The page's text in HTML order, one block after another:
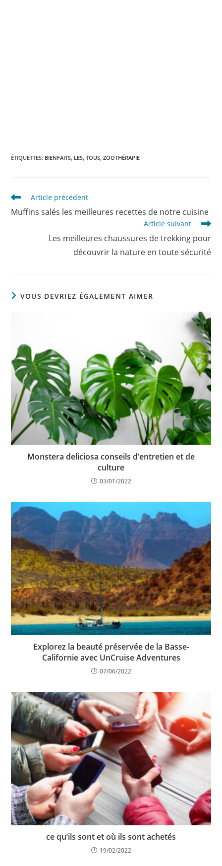
ÉTIQUETTES: BIENFAITS, LES, TOUS, ZOOTHÉRAPIE
Read
more
articles
Article précédent
Muffins salés les meilleures recettes de notre cuisine
Article suivant
Les meilleures chaussures de trekking pour
découvrir la nature en toute sécurité
VOUS DEVRIEZ ÉGALEMENT AIMER
Monstera deliciosa conseils d’entretien et de
culture
03/01/2022
Explorez la beauté préservée de la Basse-
Californie avec UnCruise Adventures
07/06/2022
ce qu’ils sont et où ils sont achetés
19/02/2022